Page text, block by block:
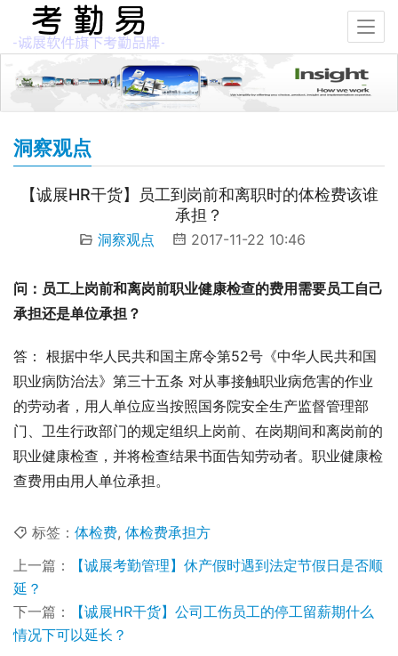
洞察观点
【诚展HR干货】员工到岗前和离职时的体检费该谁
承担？
洞察观点 2017-11-22 10:46
问：员工上岗前和离岗前职业健康检查的费用需要员工自己
承担还是单位承担？
答： 根据中华人民共和国主席令第52号《中华人民共和国
职业病防治法》第三十五条 对从事接触职业病危害的作业
的劳动者，用人单位应当按照国务院安全生产监督管理部
门、卫生行政部门的规定组织上岗前、在岗期间和离岗前的
职业健康检查，并将检查结果书面告知劳动者。职业健康检
查费用由用人单位承担。
标签： 体检费, 体检费承担方
上一篇：
【诚展考勤管理】休产假时遇到法定节假日是否顺
延？
下一篇：
【诚展HR干货】公司工伤员工的停工留薪期什么
情况下可以延长？